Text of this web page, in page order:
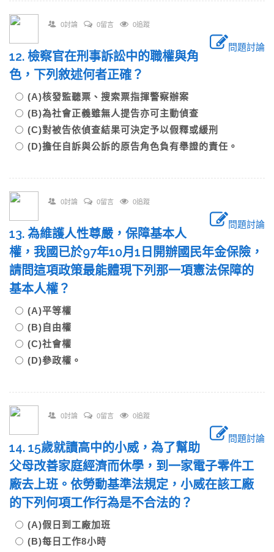
0討論 0留言 0追蹤
問題討論
12. 檢察官在刑事訴訟中的職權與角
色，下列敘述何者正確？
(A)核發監聽票、搜索票指揮警察辦案
(B)為社會正義雖無人提告亦可主動偵查
(C)對被告依偵查結果可決定予以假釋或緩刑
(D)擔任自訴與公訴的原告角色負有舉證的責任。
0討論 0留言 0追蹤
問題討論
13. 為維護人性尊嚴，保障基本人
權，我國已於97年10月1日開辦國民年金保險，
請問這項政策最能體現下列那一項憲法保障的
基本人權？
(A)平等權
(B)自由權
(C)社會權
(D)參政權。
0討論 0留言 0追蹤
問題討論
14. 15歲就讀高中的小威，為了幫助
父母改善家庭經濟而休學，到一家電子零件工
廠去上班。依勞動基準法規定，小威在該工廠
的下列何項工作行為是不合法的？
(A)假日到工廠加班
(B)每日工作8小時